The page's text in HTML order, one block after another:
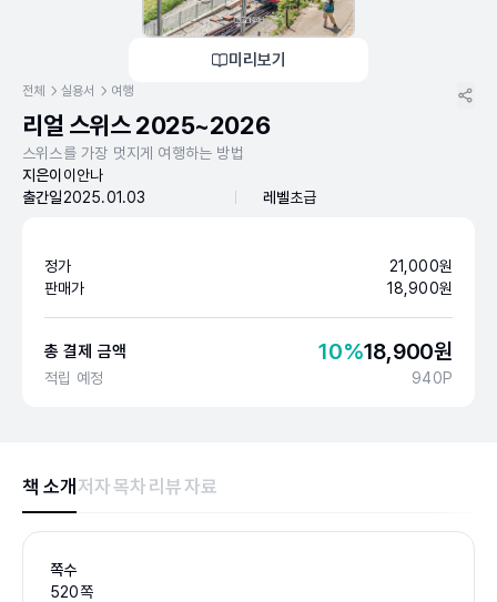
미리보기
전체 실용서 여행
리얼 스위스 2025~2026
스위스를 가장 멋지게 여행하는 방법
지은이 이안나
출간일2025.01.03 레벨초급
정가 21,000원
판매가
18,900원
총 결제 금액 10%18,900원
적립 예정 940P
책 소개 저자목차 리뷰 자료
쪽수
520쪽